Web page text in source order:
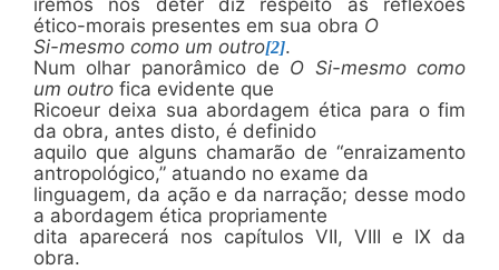
iremos nos deter diz respeito às reflexões
ético-morais presentes em sua obra O
Si-mesmo como um outro[2].
Num olhar panorâmico de O Si-mesmo como
um outro fica evidente que
Ricoeur deixa sua abordagem ética para o fim
da obra, antes disto, é definido
aquilo que alguns chamarão de “enraizamento
antropológico,” atuando no exame da
linguagem, da ação e da narração; desse modo
a abordagem ética propriamente
dita aparecerá nos capítulos VII, VIII e IX da
obra.